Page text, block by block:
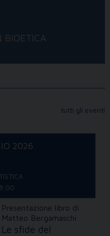
BIOETICA
2026
Presentazione libro di
Matteo Bergamaschi
Le sfide del
tutti gli eventi